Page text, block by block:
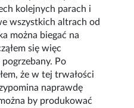
kolejnych parach i
wszystkich altrach od
można biegać na
się więc
pogrzebany. Po
że w tej trwałości
naprawdę
by produkować